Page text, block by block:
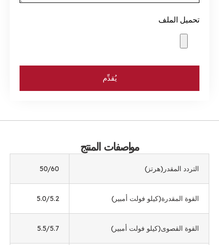
تحميل الملف
يُقدِّم
مواصفات المنتج
التردد المقدر(هرتز) 50/60
القوة المقدرة(كيلو فولت أمبير) 5.0/5.2
القوة القصوى(كيلو فولت أمبير) 5.5/5.7